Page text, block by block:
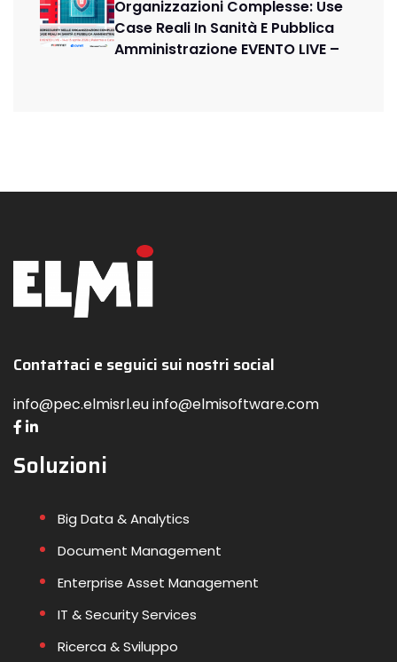
Organizzazioni Complesse: Use
Case Reali In Sanità E Pubblica
Amministrazione EVENTO LIVE –
Contattaci e seguici sui nostri social
info@pec.elmisrl.eu info@elmisoftware.com
Soluzioni
Big Data & Analytics
Document Management
Enterprise Asset Management
IT & Security Services
Ricerca & Sviluppo